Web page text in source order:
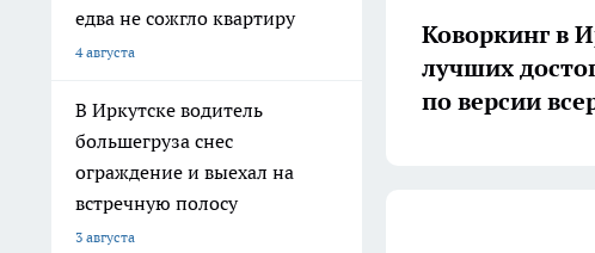
едва не сожгло квартиру
4 августа
В Иркутске водитель
большегруза снес
ограждение и выехал на
встречную полосу
3 августа
Коворкинг в
лучших
по версии